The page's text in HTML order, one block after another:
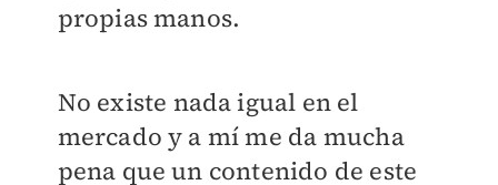
propias manos.
No existe nada igual en el
mercado y a mí me da mucha
pena que un contenido de este